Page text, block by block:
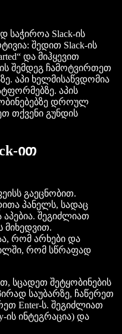
საჭიროა Slack-ის
შედით Slack-ის
და მიჰყევით
შემდეგ ჩამოტვირთეთ
აპი ხელმისაწვდომია
აპის
დროულ
თქვენი გუნდის
ით
გაეცნობით.
პანელს, სადაც
შეგიძლიათ
მიხედვით.
რომ არხები და
რომ სწრაფად
სცადეთ შეტყობინების
საუბარზე, ჩაწერეთ
Enter-ს. შეგიძლიათ
ის ინტეგრაცია) და